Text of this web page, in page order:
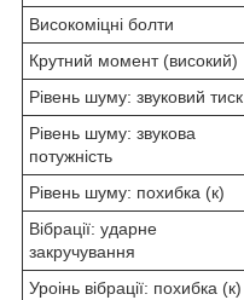
Високоміцні болти
Крутний момент (високий)
Рівень шуму: звуковий тиск
Рівень шуму: звукова
потужність
Рівень шуму: похибка (к)
Вібрації: ударне
закручування
Уроінь вібрації: похибка (к)